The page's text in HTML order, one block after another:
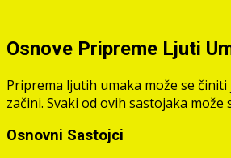
Osnove Pripreme Ljuti
Priprema ljutih umaka može se
začini. Svaki od ovih sastojaka
Osnovni Sastojci